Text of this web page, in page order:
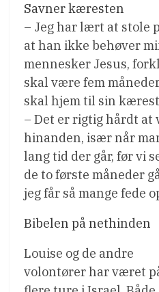
Savner kæresten
– Jeg har lært at stole
at han ikke behøver
mennesker Jesus,
skal være fem
skal hjem til sin
– Det er rigtig hårdt
hinanden, især når
lang tid der går, før vi
de to første måneder
jeg får så mange fede
Bibelen på nethinden
Louise og de andre
volontører har været